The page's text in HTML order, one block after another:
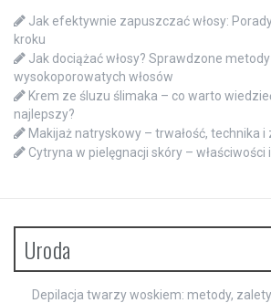
Jak efektywnie zapuszczać włosy:
kroku
Jak dociążać włosy? Sprawdzone
wysokoporowatych włosów
Krem ze śluzu ślimaka – co warto
najlepszy?
Makijaż natryskowy – trwałość, technika i
Cytryna w pielęgnacji skóry –
Uroda
Depilacja twarzy woskiem: metody,